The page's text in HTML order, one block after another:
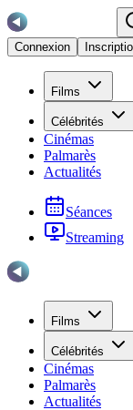
Connexion
Films
Célébrités
Cinémas
Palmarès
Actualités
Séances
Streaming
Films
Célébrités
Cinémas
Palmarès
Actualités